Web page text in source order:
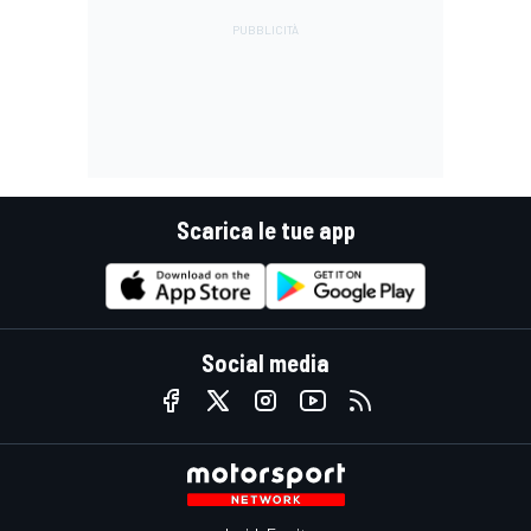
Scarica le tue app
Social media